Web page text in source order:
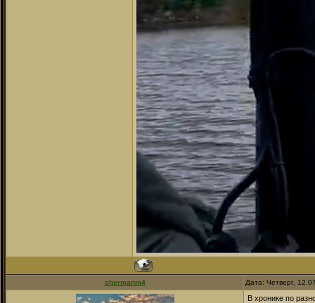
shermanm4 Дата: Четверг,
В хронике по